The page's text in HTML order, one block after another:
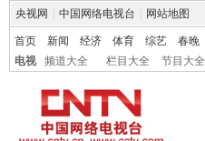
央视网 中国网络电视台 网站地图
首页 新闻 经济 体育 综艺 春晚
电视
频道大全 栏目大全 节目大全